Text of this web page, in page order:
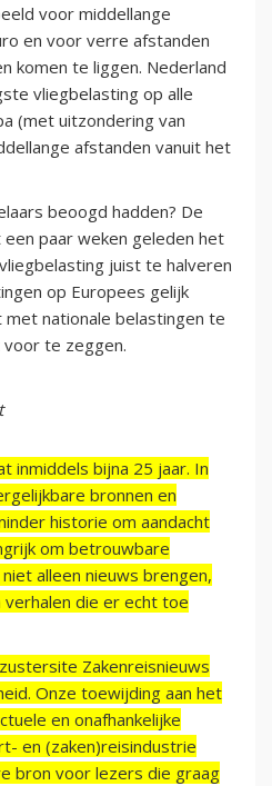
voor middellange
en voor verre afstanden
komen te liggen. Nederland
vliegbelasting op alle
(met uitzondering van
afstanden vanuit het
beoogd hadden? De
paar weken geleden het
juist te halveren
op Europees gelijk
nationale belastingen te
te zeggen.
inmiddels bijna 25 jaar. In
bronnen en
historie om aandacht
om betrouwbare
alleen nieuws brengen,
die er echt toe
Zakenreisnieuws
Onze toewijding aan het
en onafhankelijke
en (zaken)reisindustrie
bron voor lezers die graag